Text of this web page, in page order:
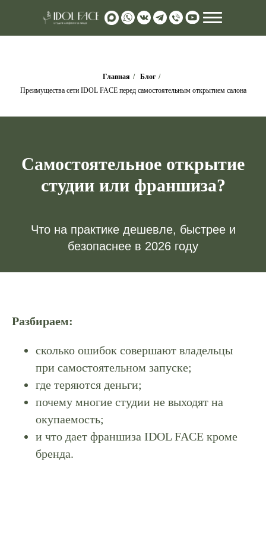
Главная / Блог /
Преимущества сети IDOL FACE перед самостоятельным открытием салона
Самостоятельное открытие
студии или франшиза?
Что на практике дешевле, быстрее и
безопаснее в 2026 году
Разбираем:
сколько ошибок совершают владельцы
при самостоятельном запуске;
где теряются деньги;
почему многие студии не выходят на
окупаемость;
и что дает франшиза IDOL FACE кроме
бренда.